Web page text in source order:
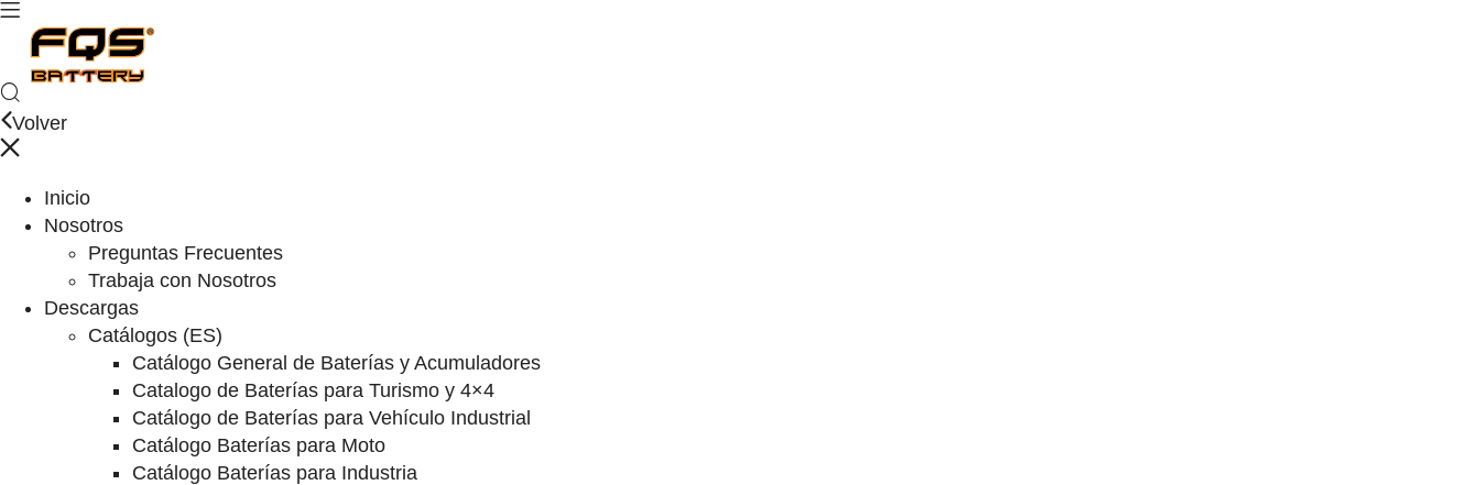
Volver
Inicio
Nosotros
Preguntas Frecuentes
Trabaja con Nosotros
Descargas
Catálogos (ES)
Catálogo General de Baterías y Acumuladores
Catalogo de Baterías para Turismo y 4×4
Catálogo de Baterías para Vehículo Industrial
Catálogo Baterías para Moto
Catálogo Baterías para Industria